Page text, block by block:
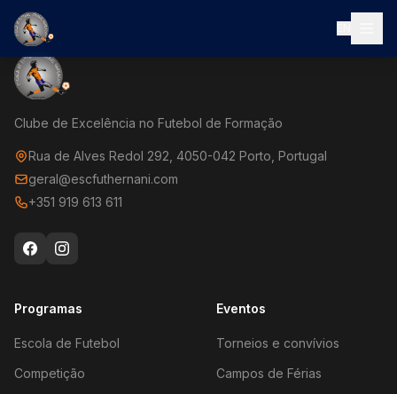
Clube de Excelência no Futebol de Formação
Rua de Alves Redol 292, 4050-042 Porto, Portugal
geral@escfuthernani.com
+351 919 613 611
Programas
Escola de Futebol
Competição
Eventos
Torneios e convívios
Campos de Férias